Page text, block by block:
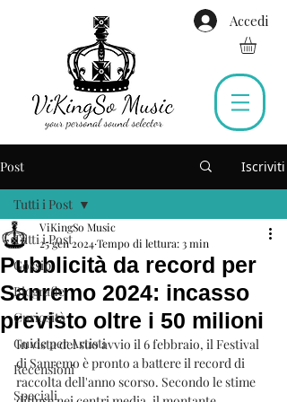
Accedi
Post Iscriviti
Tutti i Post
Gossip
Biografie
Curiosità
Guide per Artisti
Recensioni
Speciali
Tutti i Post
Pubblicità da record per
Sanremo 2024: incasso
previsto oltre i 50 milioni
ViKingSo Music
25 gen 2024Tempo di lettura: 3 min
In vista del suo avvio il 6 febbraio, il Festival
di Sanremo è pronto a battere il record di
raccolta dell'anno scorso. Secondo le stime